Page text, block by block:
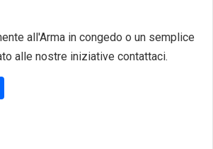
all'Arma in congedo o un semplice
alle nostre iniziative contattaci.